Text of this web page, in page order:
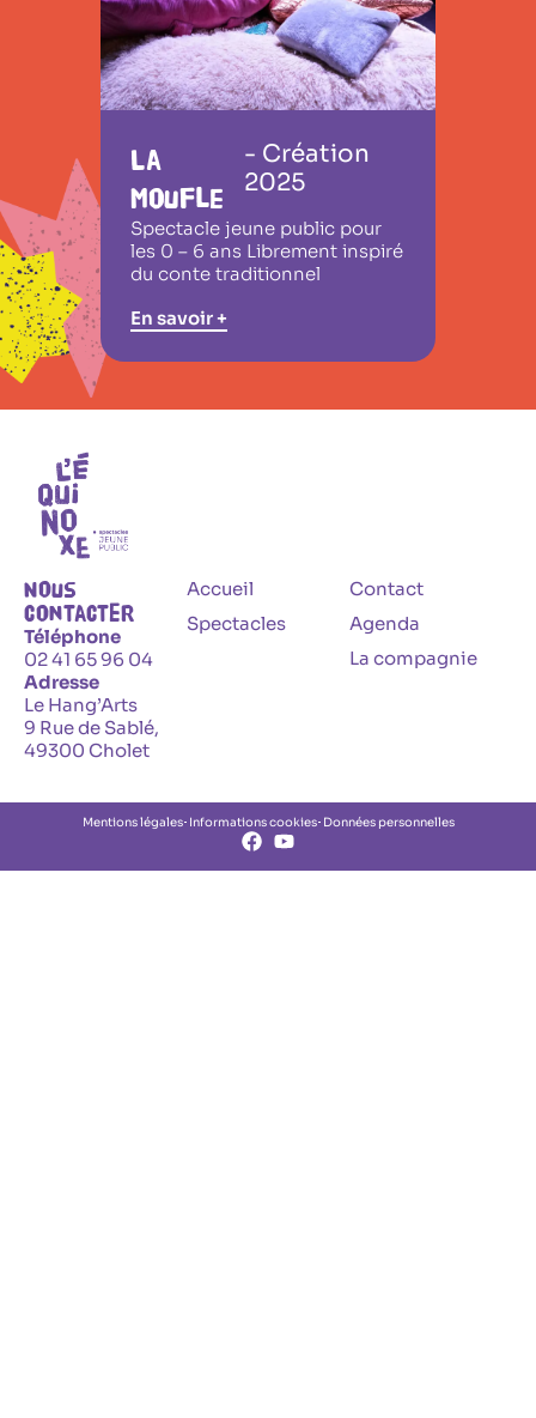
La
Moufle
- Création
2025
Spectacle jeune public pour
les 0 – 6 ans Librement inspiré
du conte traditionnel
En savoir +
Nous
contacter
Téléphone
02 41 65 96 04
Adresse
Le Hang’Arts
9 Rue de Sablé,
49300 Cholet
Accueil
Spectacles
Contact
Agenda
La compagnie
Mentions légales Informations cookies Données personnelles